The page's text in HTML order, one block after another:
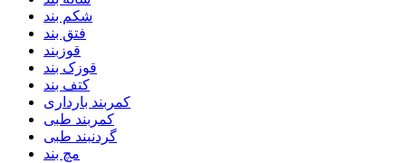
شکم بند
فتق بند
قوزبند
قوزک بند
کتف بند
کمربند بارداری
کمربند طبی
گردنبند طبی
مچ بند